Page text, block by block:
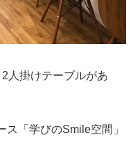
人掛けテーブルがあ
「学びのSmile空間」